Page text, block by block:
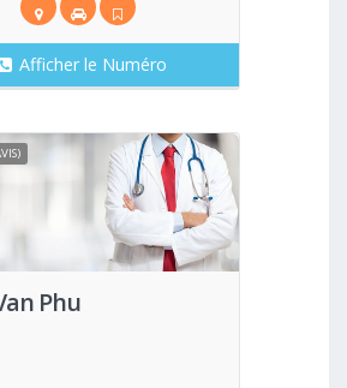
Afficher le Numéro
Phu
Voir